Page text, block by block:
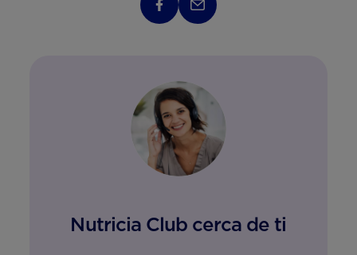
Nutricia Club cerca de ti